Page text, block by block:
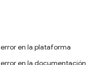
en la plataforma
en la documentación